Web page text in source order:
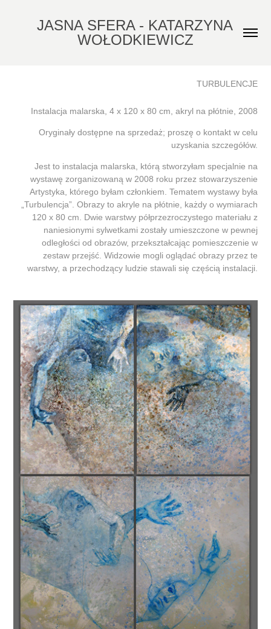
JASNA SFERA - KATARZYNA
WOŁODKIEWICZ
TURBULENCJE
Instalacja malarska, 4 x 120 x 80 cm, akryl na płótnie, 2008
Oryginały dostępne na sprzedaż; proszę o kontakt w celu
uzyskania szczegółów.
Jest to instalacja malarska, którą stworzyłam specjalnie na
wystawę zorganizowaną w 2008 roku przez stowarzyszenie
Artystyka, którego byłam członkiem. Tematem wystawy była
„Turbulencja”. Obrazy to akryle na płótnie, każdy o wymiarach
120 x 80 cm. Dwie warstwy półprzezroczystego materiału z
naniesionymi sylwetkami zostały umieszczone w pewnej
odległości od obrazów, przekształcając pomieszczenie w
zestaw przejść. Widzowie mogli oglądać obrazy przez te
warstwy, a przechodzący ludzie stawali się częścią instalacji.